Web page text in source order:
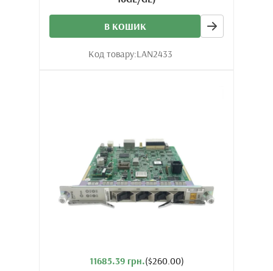
В КОШИК
Код товару:LAN2433
11685.39 грн.($260.00)